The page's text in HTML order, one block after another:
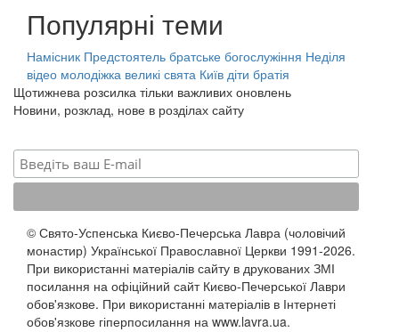
Популярні теми
Намісник Предстоятель братське богослужіння Неділя
відео молодіжка великі свята Київ діти братія
Щотижнева розсилка тільки важливих оновлень
Новини, розклад, нове в розділах сайту
© Свято-Успенська Києво-Печерська Лавра (чоловічий
монастир) Української Православної Церкви 1991-2026.
При використанні матеріалів сайту в друкованих ЗМІ
посилання на офіційний сайт Києво-Печерської Лаври
обов'язкове. При використанні матеріалів в Інтернеті
обов'язкове гіперпосилання на www.lavra.ua.